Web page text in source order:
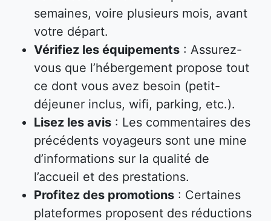
semaines, voire plusieurs mois, avant
votre départ.
Vérifiez les équipements : Assurez-
vous que l’hébergement propose tout
ce dont vous avez besoin (petit-
déjeuner inclus, wifi, parking, etc.).
Lisez les avis : Les commentaires des
précédents voyageurs sont une mine
d’informations sur la qualité de
l’accueil et des prestations.
Profitez des promotions : Certaines
plateformes proposent des réductions